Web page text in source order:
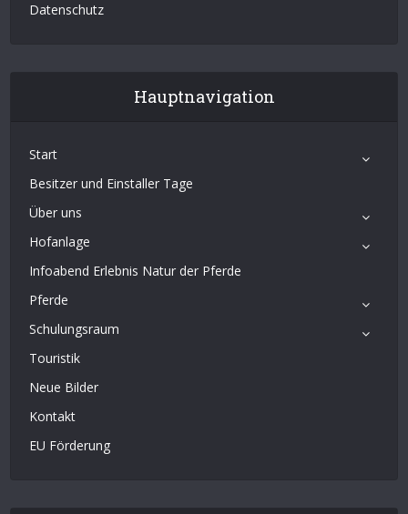
Datenschutz
Hauptnavigation
Start
Besitzer und Einstaller Tage
Über uns
Hofanlage
Infoabend Erlebnis Natur der Pferde
Pferde
Schulungsraum
Touristik
Neue Bilder
Kontakt
EU Förderung